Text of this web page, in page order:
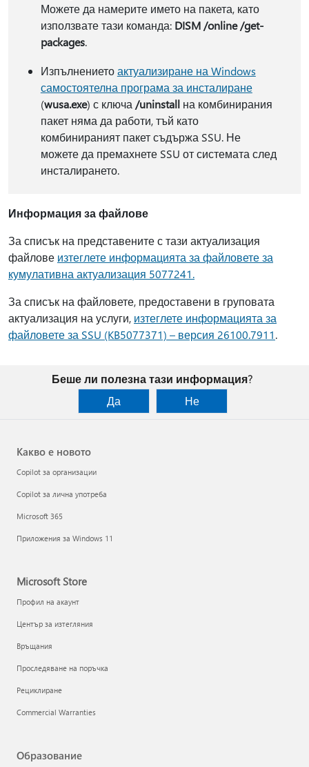
Можете да намерите името на пакета, като
използвате тази команда: DISM /online /get-
packages.
Изпълнениетоактуализиране на Windows
самостоятелна програма за инсталиране
(wusa.exe) с ключа /uninstallна комбинирания
пакет няма да работи, тъй като
комбинираният пакет съдържа SSU. Не
можете да премахнете SSU от системата след
инсталирането.
Информация за файлове
За списък на представените с тази актуализация
файлове изтеглете информацията за файловете за
кумулативна актуализация 5077241.
За списък на файловете, предоставени в груповата
актуализация на услуги, изтеглете информацията за
файловете за SSU (KB5077371) – версия 26100.7911.
Беше ли полезна тази информация?
Да
Не
Какво е новото
Copilot за организации
Copilot за лична употреба
Microsoft 365
Приложения за Windows 11
Microsoft Store
Профил на акаунт
Център за изтегляния
Връщания
Проследяване на поръчка
Рециклиране
Commercial Warranties
Образование